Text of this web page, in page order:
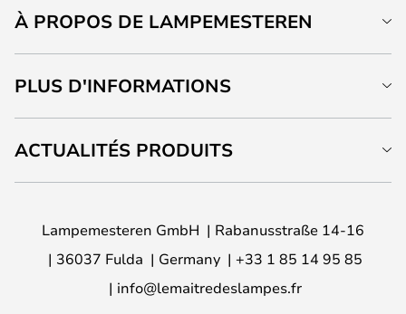
À PROPOS DE LAMPEMESTEREN
PLUS D'INFORMATIONS
ACTUALITÉS PRODUITS
Lampemesteren GmbH
Rabanusstraße 14-16
36037 Fulda
Germany
+33 1 85 14 95 85
info@lemaitredeslampes.fr